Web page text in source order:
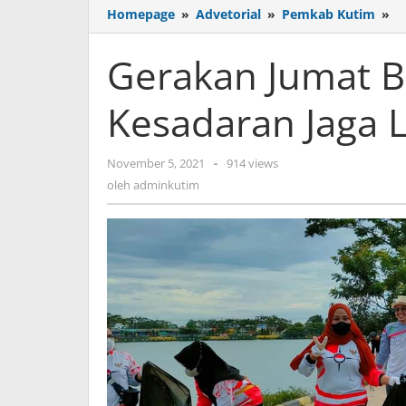
Homepage » Advetorial » Pemkab Kutim »
Gerakan Jumat
Kesadaran Jaga
November 5, 2021
oleh
- 914 views
oleh adminkutim